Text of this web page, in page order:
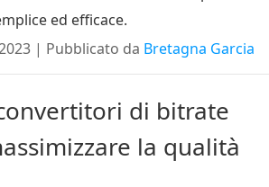
ed efficace.
| Pubblicato da Bretagna Garcia
di bitrate
la qualità